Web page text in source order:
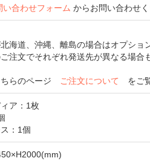
い合わせフォーム からお問い合わせ
海道、沖縄、離島の場合はオプショ
注文でそれぞれ発送先が異なる場合
らのページ ご注文について をご
ア：1枚
：1個